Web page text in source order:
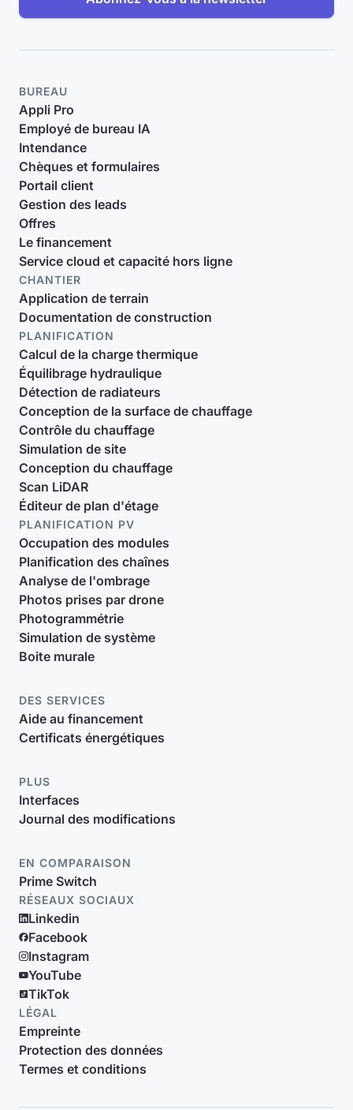
BUREAU
Appli Pro
Employé de bureau IA
Intendance
Chèques et formulaires
Portail client
Gestion des leads
Offres
Le financement
Service cloud et capacité hors ligne
CHANTIER
Application de terrain
Documentation de construction
PLANIFICATION
Calcul de la charge thermique
Équilibrage hydraulique
Détection de radiateurs
Conception de la surface de chauffage
Contrôle du chauffage
Simulation de site
Conception du chauffage
Scan LiDAR
Éditeur de plan d'étage
PLANIFICATION PV
Occupation des modules
Planification des chaînes
Analyse de l'ombrage
Photos prises par drone
Photogrammétrie
Simulation de système
Boite murale
DES SERVICES
Aide au financement
Certificats énergétiques
PLUS
Interfaces
Journal des modifications
EN COMPARAISON
Prime Switch
RÉSEAUX SOCIAUX
Linkedin
Facebook
Instagram
YouTube
TikTok
LÉGAL
Empreinte
Protection des données
Termes et conditions